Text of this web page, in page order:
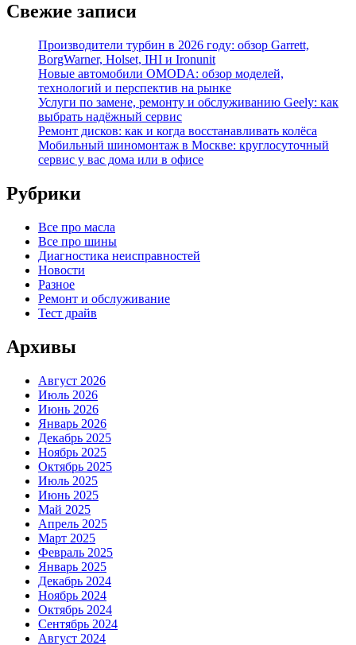
Свежие записи
Производители турбин в 2026 году: обзор Garrett,
BorgWarner, Holset, IHI и Ironunit
Новые автомобили OMODA: обзор моделей,
технологий и перспектив на рынке
Услуги по замене, ремонту и обслуживанию Geely: как
выбрать надёжный сервис
Ремонт дисков: как и когда восстанавливать колёса
Мобильный шиномонтаж в Москве: круглосуточный
сервис у вас дома или в офисе
Рубрики
Все про масла
Все про шины
Диагностика неисправностей
Новости
Разное
Ремонт и обслуживание
Тест драйв
Архивы
Август 2026
Июль 2026
Июнь 2026
Январь 2026
Декабрь 2025
Ноябрь 2025
Октябрь 2025
Июль 2025
Июнь 2025
Май 2025
Апрель 2025
Март 2025
Февраль 2025
Январь 2025
Декабрь 2024
Ноябрь 2024
Октябрь 2024
Сентябрь 2024
Август 2024